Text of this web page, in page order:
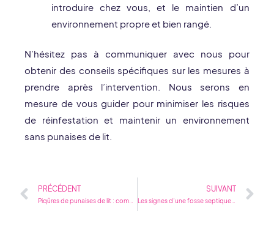
introduire chez vous, et le maintien d’un
environnement propre et bien rangé.
N’hésitez pas à communiquer avec nous pour
obtenir des conseils spécifiques sur les mesures à
prendre après l’intervention. Nous serons en
mesure de vous guider pour minimiser les risques
de réinfestation et maintenir un environnement
sans punaises de lit.
Précédent
PRÉCÉDENT SUIVANT
Les signes d’une fosse septique pleine : Quand faut-il planifier une vidange ?